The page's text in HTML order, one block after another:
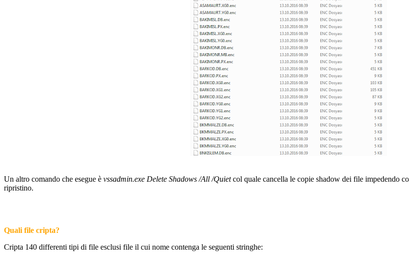
Un altro comando che esegue è vssadmin.exe Delete Shadows /All /Quietcol quale cancella le copie shadow dei file impedendo
ripristino.
Quali file cripta?
Cripta 140 differenti tipi di file esclusi file il cui nome contenga le seguenti stringhe: